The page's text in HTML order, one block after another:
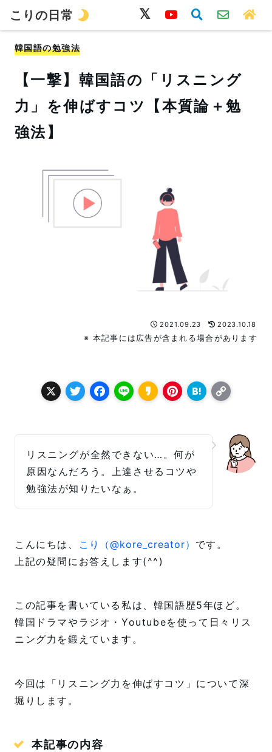
韓国語 旅行 留学 ワーホリ 生活
韓国語の勉強法
【一撃】韓国語の「リスニング
力」を伸ばすコツ【本質論＋勉
強法】
2021.09.23 2023.10.18
※ 本記事には広告が含まれる場合があります
X T
it
t
e
r
F
c
e
b
o
o
L
n
e
K
k
a
o
P
n
t
e
e
t
H
e
p
y
L
リスニングが全然できない…。何が
原因なんだろう。上達させるコツや
勉強法が知りたいなぁ。
こんにちは、 こり（@kore_creator） です。
上記の疑問にお答えします(^^)
この記事を書いている私は、韓国語歴5年ほど。
韓国ドラマやラジオ・Youtubeを使って日々リス
ニング力を鍛えています。
今回は「リスニング力を伸ばすコツ」について深
堀りします。
本記事の内容
こりの日常